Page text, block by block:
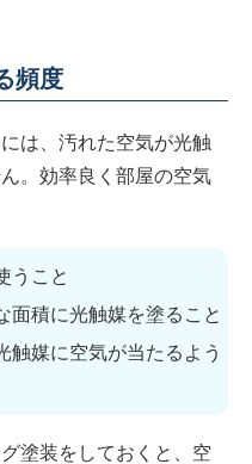
頻度
は、汚れた空気が光触
。効率良く部屋の空気
うこと
面積に光触媒を塗ること
触媒に空気が当たるよう
塗装をしておくと、空